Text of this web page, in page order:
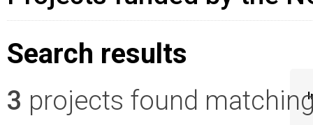
Search results
3 projects found